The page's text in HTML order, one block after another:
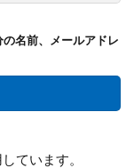
名前、メールアドレ
ています。